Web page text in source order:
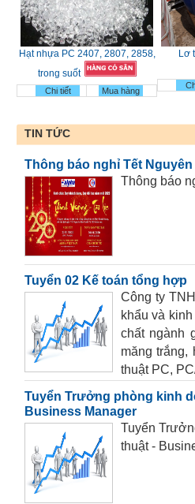
Hạt nhựa PC 2407, 2807, 2858,
trong suốt
Chi tiết Mua hàng
Lơ
TIN TỨC
Thông báo nghỉ Tết
Thông báo
Tuyển 02 Kế toán tổng hợp
Công ty
khẩu và
chất ngành
măng trắng,
thuật PC,
Tuyển Trưởng phòng kinh
Business Manager
Tuyển
thuật -